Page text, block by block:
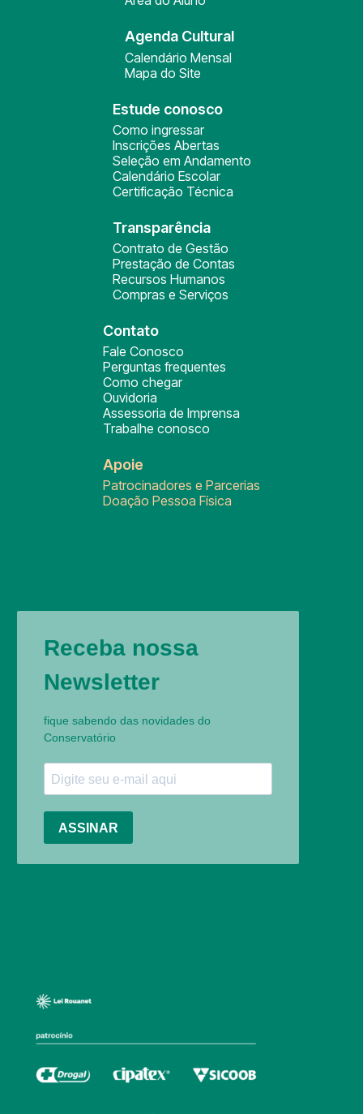
Agenda Cultural
Calendário Mensal
Mapa do Site
Estude conosco
Como ingressar
Inscrições Abertas
Seleção em Andamento
Calendário Escolar
Certificação Técnica
Transparência
Contrato de Gestão
Prestação de Contas
Recursos Humanos
Compras e Serviços
Contato
Fale Conosco
Perguntas frequentes
Como chegar
Ouvidoria
Assessoria de Imprensa
Trabalhe conosco
Apoie
Patrocinadores e Parcerias
Doação Pessoa Física